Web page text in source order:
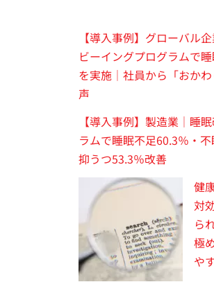
【導入事例】グローバル
ビーイングプログラムで
を実施｜社員から「おか
声
【導入事例】製造業｜睡
ラムで睡眠不足60.3％・不
抑うつ53.3％改善
健
対
ら
極
や